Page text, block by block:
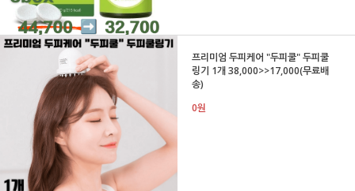
프리미엄 두피케어 "두피쿨" 두피쿨
링기 1개 38,000>>17,000(무료배
송)
0원